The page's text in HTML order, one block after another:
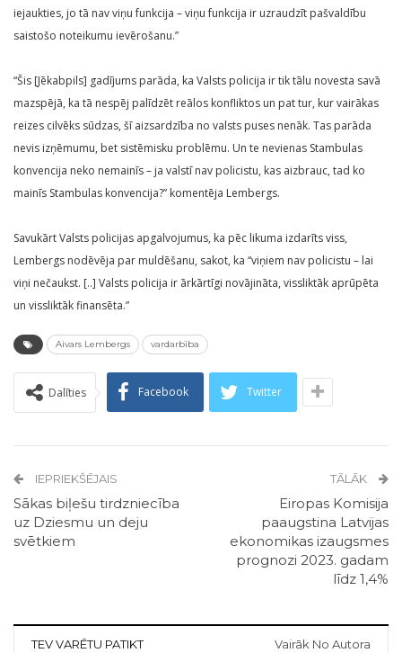
iejaukties, jo tā nav viņu funkcija – viņu funkcija ir uzraudzīt pašvaldību
saistošo noteikumu ievērošanu.”
“Šis [Jēkabpils] gadījums parāda, ka Valsts policija ir tik tālu novesta savā
mazspējā, ka tā nespēj palīdzēt reālos konfliktos un pat tur, kur vairākas
reizes cilvēks sūdzas, šī aizsardzība no valsts puses nenāk. Tas parāda
nevis izņēmumu, bet sistēmisku problēmu. Un te nevienas Stambulas
konvencija neko nemainīs – ja valstī nav policistu, kas aizbrauc, tad ko
mainīs Stambulas konvencija?” komentēja Lembergs.
Savukārt Valsts policijas apgalvojumus, ka pēc likuma izdarīts viss,
Lembergs nodēvēja par muldēšanu, sakot, ka “viņiem nav policistu – lai
viņi nečaukst. [..] Valsts policija ir ārkārtīgi novājināta, vissliktāk aprūpēta
un vissliktāk finansēta.”
Aivars Lembergs vardarbība
Dalīties Facebook Twitter
IEPRIEKŠĒJAIS
Sākas biļešu tirdzniecība
uz Dziesmu un deju
svētkiem
TĀLĀK
Eiropas Komisija
paaugstina Latvijas
ekonomikas izaugsmes
prognozi 2023. gadam
līdz 1,4%
TEV VARĒTU PATIKT Vairāk No Autora